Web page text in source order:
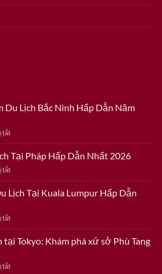
Du Lịch Bắc Ninh Hấp Dẫn Năm
tắtở
Phá
Điểm
Du
Bắc
Dẫn
2026
Tại Pháp Hấp Dẫn Nhất 2026
tắtở
Điểm
Du
Tại
Hấp
2026
Lịch Tại Kuala Lumpur Hấp Dẫn
tắtở
Địa
Điểm
Lịch
Tokyo: Khám phá xứ sở Phù Tang
tắtở